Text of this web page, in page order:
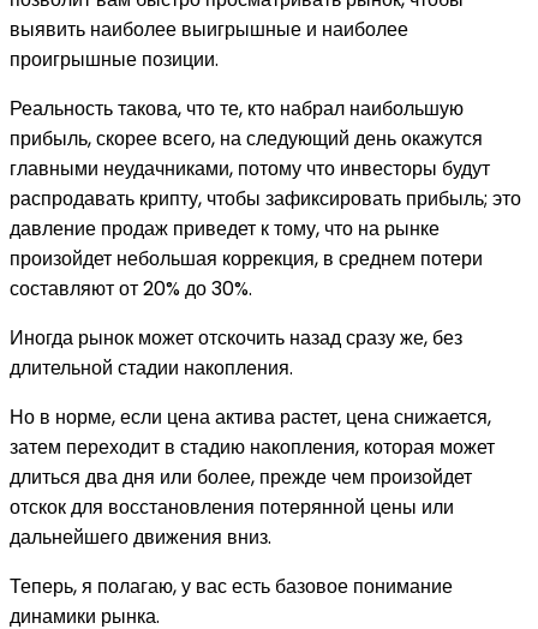
выявить наиболее выигрышные и наиболее
проигрышные позиции.
Реальность такова, что те, кто набрал наибольшую
прибыль, скорее всего, на следующий день окажутся
главными неудачниками, потому что инвесторы будут
распродавать крипту, чтобы зафиксировать прибыль; это
давление продаж приведет к тому, что на рынке
произойдет небольшая коррекция, в среднем потери
составляют от 20% до 30%.
Иногда рынок может отскочить назад сразу же, без
длительной стадии накопления.
Но в норме, если цена актива растет, цена снижается,
затем переходит в стадию накопления, которая может
длиться два дня или более, прежде чем произойдет
отскок для восстановления потерянной цены или
дальнейшего движения вниз.
Теперь, я полагаю, у вас есть базовое понимание
динамики рынка.